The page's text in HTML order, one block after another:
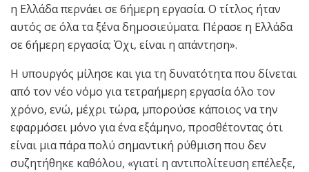
η Ελλάδα περνάει σε 6ήμερη εργασία. Ο τίτλος ήταν
αυτός σε όλα τα ξένα δημοσιεύματα. Πέρασε η Ελλάδα
σε 6ήμερη εργασία; Όχι, είναι η απάντηση».
Η υπουργός μίλησε και για τη δυνατότητα που δίνεται
από τον νέο νόμο για τετραήμερη εργασία όλο τον
χρόνο, ενώ, μέχρι τώρα, μπορούσε κάποιος να την
εφαρμόσει μόνο για ένα εξάμηνο, προσθέτοντας ότι
είναι μια πάρα πολύ σημαντική ρύθμιση που δεν
συζητήθηκε καθόλου, «γιατί η αντιπολίτευση επέλεξε,